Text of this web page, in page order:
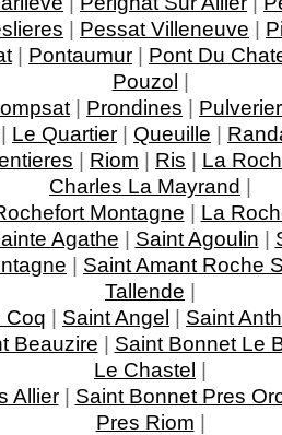
| Pessat Villeneuve |
| Pontaumur | Pont Du
Pouzol |
| Prondines |
| Le Quartier | Queuille |
| Riom | Ris | La
Charles La Mayrand |
Montagne | La
Agathe | Saint Agoulin |
| Saint Amant Roche
Tallende |
Coq | Saint Angel | Saint
Beauzire | Saint Bonnet Le
Le Chastel |
Allier| Saint Bonnet Pres
Pres Riom |